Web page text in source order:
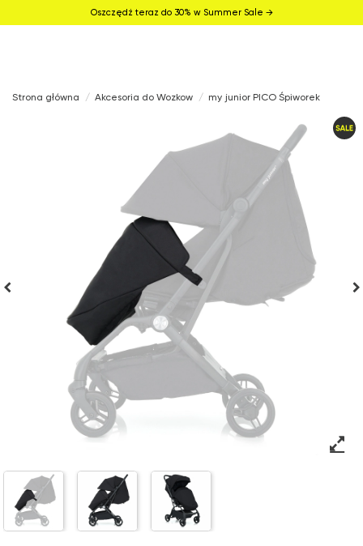
Oszczędź teraz do 30% w Summer Sale →
Strona główna Akcesoria do Wozkow my junior PICO Śpiworek